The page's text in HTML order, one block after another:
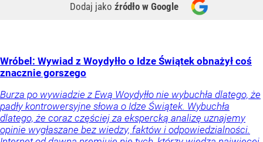
Dodaj jako źródło w Google
Wróbel: Wywiad z Woydyłło o Idze Świątek obnażył coś
znacznie gorszego
Burza po wywiadzie z Ewą Woydyłło nie wybuchła dlatego, że
padły kontrowersyjne słowa o Idze Świątek. Wybuchła
dlatego, że coraz częściej za ekspercką analizę uznajemy
opinie wygłaszane bez wiedzy, faktów i odpowiedzialności.